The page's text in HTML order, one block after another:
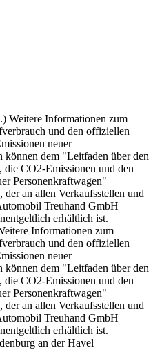
Weitere Informationen zum
und den offiziellen
neuer
können dem "Leitfaden über den
CO2-Emissionen und den
Personenkraftwagen"
der an allen Verkaufsstellen und
Treuhand GmbH
erhältlich ist.
Informationen zum
und den offiziellen
neuer
können dem "Leitfaden über den
CO2-Emissionen und den
Personenkraftwagen"
der an allen Verkaufsstellen und
Treuhand GmbH
erhältlich ist.
an der Havel